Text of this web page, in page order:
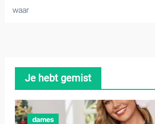
waar
Je hebt gemist
dames